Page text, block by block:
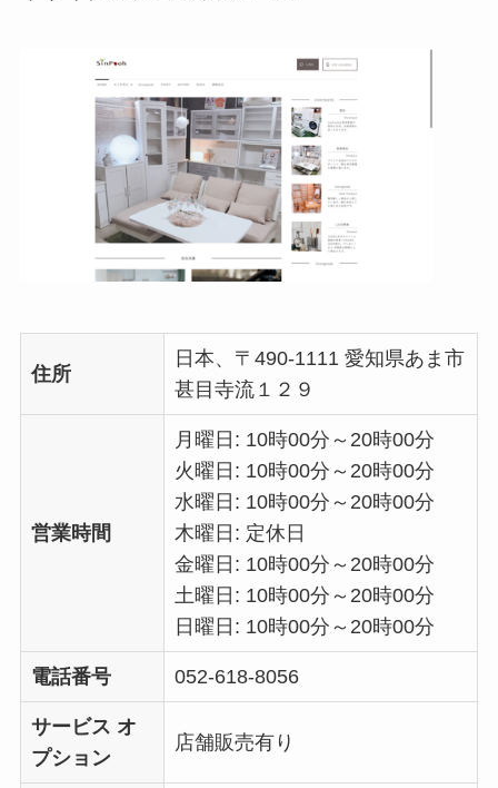
住所
日本、〒490-1111 愛知県あま市
甚目寺流１２９
営業時間
月曜日: 10時00分～20時00分
火曜日: 10時00分～20時00分
水曜日: 10時00分～20時00分
木曜日: 定休日
金曜日: 10時00分～20時00分
土曜日: 10時00分～20時00分
日曜日: 10時00分～20時00分
電話番号 052-618-8056
サービス オ
プション
店舗販売有り